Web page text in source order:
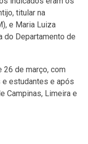
titular na
e Maria Luiza
do Departamento de
26 de março, com
estudantes e após
Campinas, Limeira e